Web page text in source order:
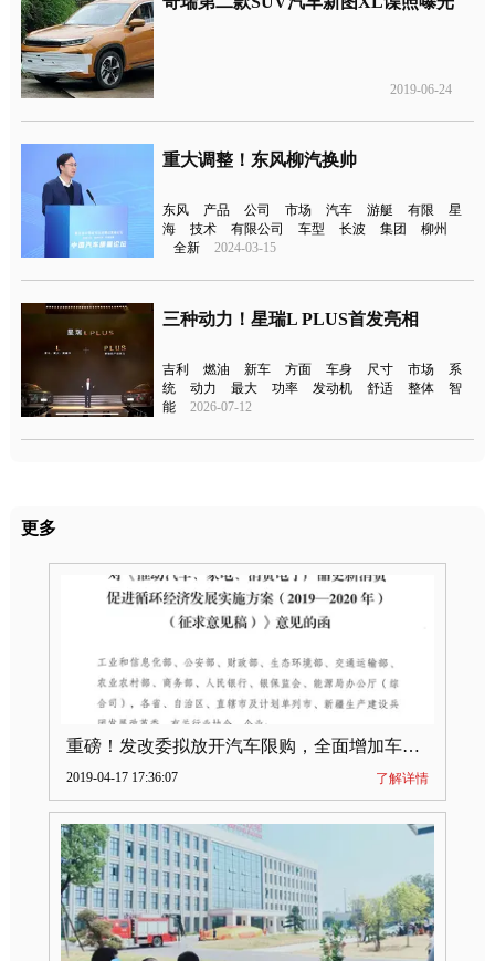
2019-06-24
重大调整！东风柳汽换帅
东风 产品 公司 市场 汽车 游艇 有限
星
海
技术 有限公司 车型 长波 集团
柳州
全新
2024-03-15
三种动力！星瑞L PLUS首发亮相
吉利 燃油 新车 方面 车身 尺寸 市场
系
统
动力 最大 功率 发动机 舒适 整体
智
能
2026-07-12
更多
重磅！发改委拟放开汽车限购，全面增加车牌指标
2019-04-17 17:36:07 了解详情